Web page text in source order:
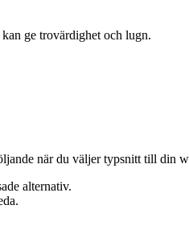
ge trovärdighet och lugn.
när du väljer typsnitt till din
alternativ.